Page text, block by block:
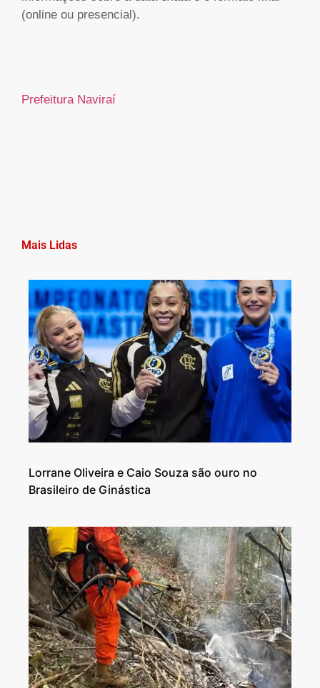
(online ou presencial).
Prefeitura Naviraí
Mais Lidas
Lorrane Oliveira e Caio Souza são ouro no
Brasileiro de Ginástica